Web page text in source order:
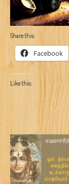
Share this:
Facebook
Like this: